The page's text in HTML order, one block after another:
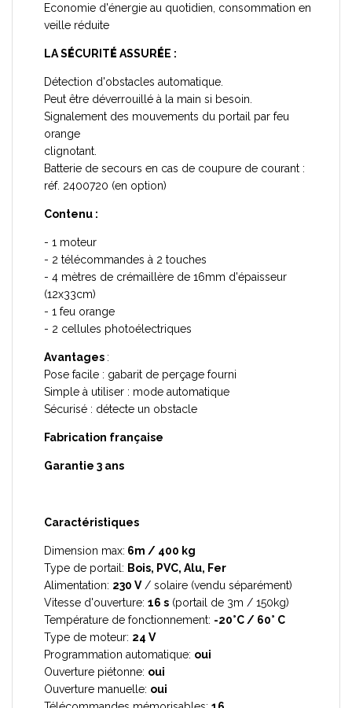
Economie d'énergie au quotidien, consommation en
veille réduite
LA SÉCURITÉ ASSURÉE :
Détection d'obstacles automatique.
Peut être déverrouillé à la main si besoin.
Signalement des mouvements du portail par feu
orange
clignotant.
Batterie de secours en cas de coupure de courant :
réf. 2400720 (en option)
Contenu :
- 1 moteur
- 2 télécommandes à 2 touches
- 4 mètres de crémaillère de 16mm d'épaisseur
(12x33cm)
- 1 feu orange
- 2 cellules photoélectriques
Avantages :
Pose facile : gabarit de perçage fourni
Simple à utiliser : mode automatique
Sécurisé : détecte un obstacle
Fabrication française
Garantie 3 ans
Caractéristiques
Dimension max: 6m / 400 kg
Type de portail: Bois, PVC, Alu, Fer
Alimentation: 230 V/ solaire (vendu séparément)
Vitesse d'ouverture: 16 s (portail de 3m / 150kg)
Température de fonctionnement: -20°C / 60° C
Type de moteur: 24 V
Programmation automatique: oui
Ouverture piétonne: oui
Ouverture manuelle: oui